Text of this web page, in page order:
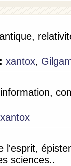
xantox,
xantox
l'esprit,
sciences..